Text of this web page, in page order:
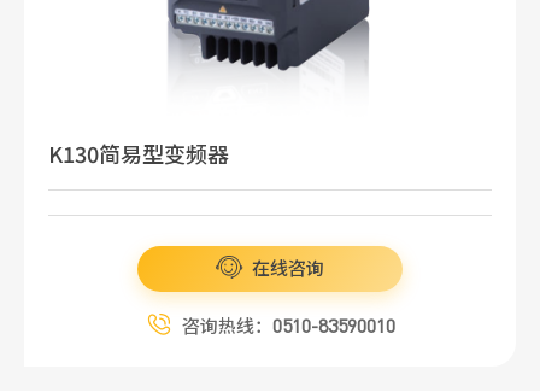
K130简易型变频器
在线咨询
咨询热线： 0510-83590010